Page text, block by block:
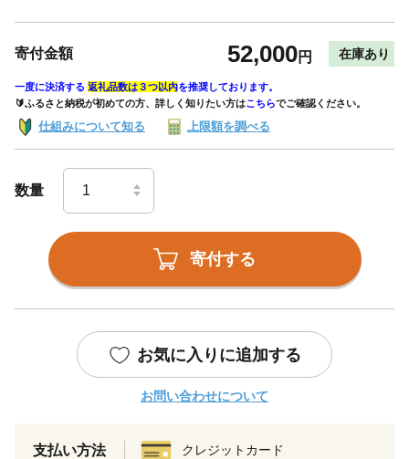
寄付金額 52,000円 在庫あり
一度に決済する 返礼品数は３つ以内を推奨しております。
🔰ふるさと納税が初めての方、詳しく知りたい方はこちらでご確認ください。
仕組みについて知る 上限額を調べる
数量
寄付する
お気に入りに追加する
お問い合わせについて
支払い方法 クレジットカード